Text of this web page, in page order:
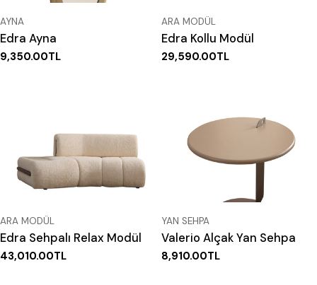
TIP:
AYNA
Edra Ayna
Normal
9,350.00TL
TIP:
ARA MODÜL
Edra Kollu Modül
Normal
29,590.00TL
TIP:
ARA MODÜL
Edra Sehpalı Relax Modül
Normal
43,010.00TL
TIP:
YAN SEHPA
Valerio Alçak Yan Sehpa
Normal
8,910.00TL